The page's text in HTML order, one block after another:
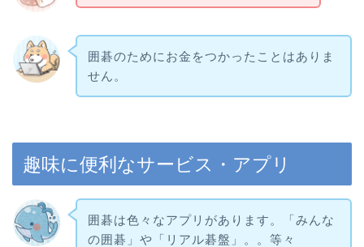
囲碁のためにお金をつかったことはありま
せん。
趣味に便利なサービス・アプリ
囲碁は色々なアプリがあります。「みんな
の囲碁」や「リアル碁盤」。。等々